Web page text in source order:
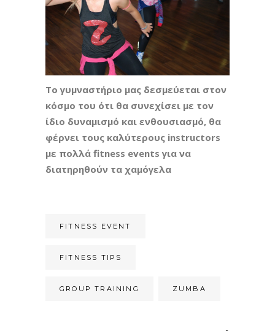
Το γυμναστήριο μας δεσμεύεται στον
κόσμο του ότι θα συνεχίσει με τον
ίδιο δυναμισμό και ενθουσιασμό, θα
φέρνει τους καλύτερους instructors
με πολλά fitness events για να
διατηρηθούν τα χαμόγελα
FITNESS EVENT
FITNESS TIPS
GROUP TRAINING ZUMBA